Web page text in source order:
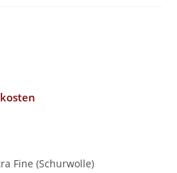
Fine (Schurwolle)